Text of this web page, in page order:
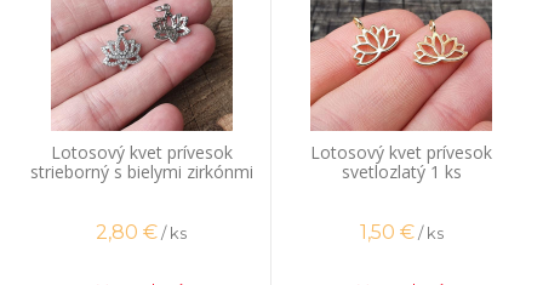
Lotosový kvet prívesok
strieborný s bielymi zirkónmi
2,80 €/ ks
Lotosový kvet prívesok
svetlozlatý 1 ks
1,50 € / ks